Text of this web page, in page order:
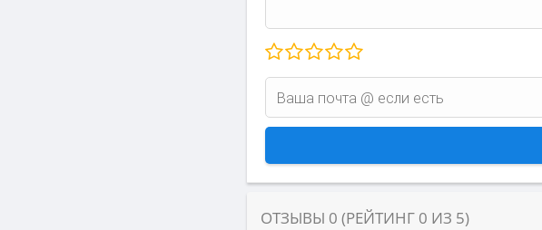
ОТЗЫВЫ 0 (РЕЙТИНГ 0 ИЗ 5)